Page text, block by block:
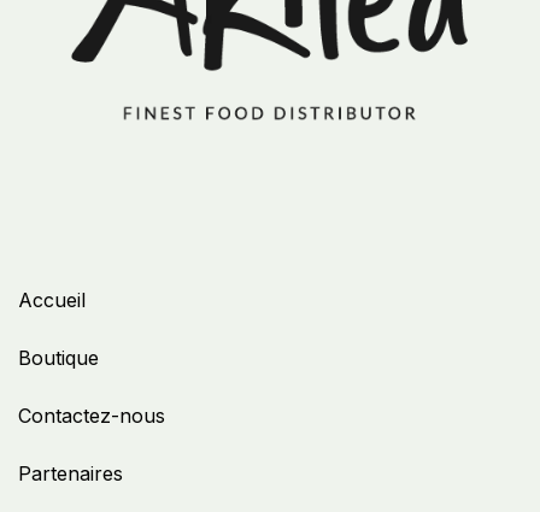
Accueil
Boutique
Contactez-nous
Partenaires